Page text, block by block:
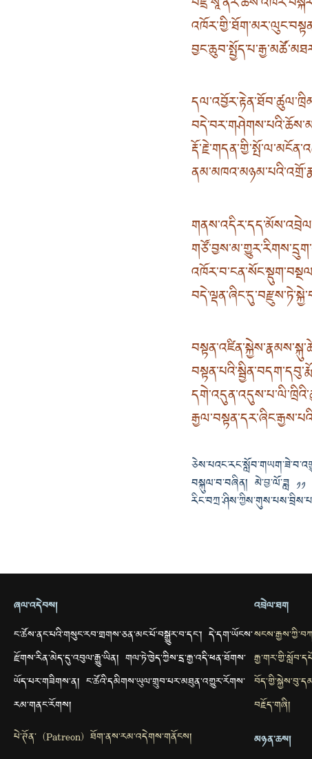
བསྐུལ་བ་བཞིན། མེ་བྱ་ལོ་ཟླ ༡༡
ཞལ་འདེབས།
ང་ཚོས་ནང་པའི་གསུང་རབ་གྲགས་ཅན་མང་པོ་བསྒྱུར་བ་དང་། དེ་དག་ཡོངས་
རྫོགས་རིན་མེད་དུ་འབུལ་རྒྱུ་ཡིན། གལ་ཏེ་ཁྱེད་ཀྱིས་དྲ་རྒྱ་འདི་ཕན་ཐོགས་
ཡོད་པར་གཟིགས་ན། ང་ཚོའི་དམིགས་ཡུལ་གྲུབ་པར་མཐུན་འགྱུར་རོགས་
རམ་གནང་རོགས།
པེ་ཊོན་ (Patreon) ཐོག་ནས་རམ་འདེགས་གནོངས།
འབྲེལ་ཐག
བརྗོད་གཞི།
མཉན་ཆས།